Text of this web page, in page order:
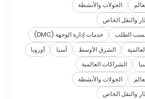
الجولات والأنشطة
والنقل الخاص
الطلب
خدمات إدارة الوجهة (DMC)
الشرق الأوسط آسيا
أوروبا
الشراكات العالمية
الجولات والأنشطة
والنقل الخاص